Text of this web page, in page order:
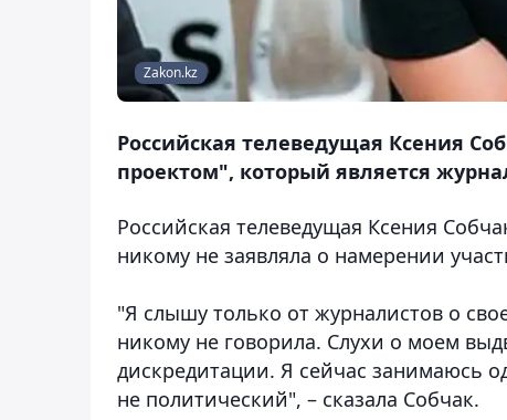
Zakon.kz
Российская телеведущая Ксения
проектом", который является
Российская телеведущая Ксения
никому не заявляла о намерении
"Я слышу только от журналистов о
никому не говорила. Слухи о моем
дискредитации. Я сейчас занимаюсь
не политический", – сказала Собчак.